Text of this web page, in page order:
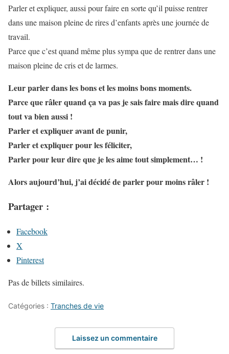
Parler et expliquer, aussi pour faire en sorte qu’il puisse rentrer
dans une maison pleine de rires d’enfants après une journée de
travail.
Parce que c’est quand même plus sympa que de rentrer dans une
maison pleine de cris et de larmes.
Leur parler dans les bons et les moins bons moments.
Parce que râler quand ça va pas je sais faire mais dire quand
tout va bien aussi !
Parler et expliquer avant de punir,
Parler et expliquer pour les féliciter,
Parler pour leur dire que je les aime tout simplement… !
Alors aujourd’hui, j’ai décidé de parler pour moins râler !
Partager :
Facebook
X
Pinterest
Pas de billets similaires.
Catégories : Tranches de vie
Laissez un commentaire